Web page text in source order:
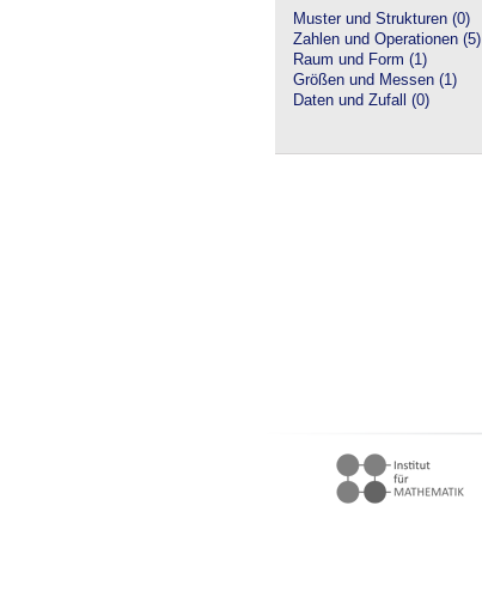
Muster und Strukturen (0)
Zahlen und Operationen (5)
Raum und Form (1)
Größen und Messen (1)
Daten und Zufall (0)